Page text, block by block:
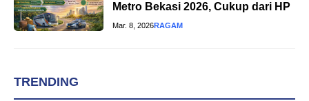
Metro Bekasi 2026, Cukup dari HP
Mar. 8, 2026RAGAM
TRENDING